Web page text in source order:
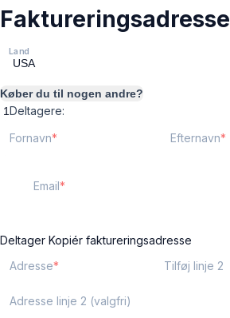
Faktureringsadresse
Land
Køber du til nogen andre?
Deltagere:
Fornavn
Efternavn
Email
Deltager Kopiér faktureringsadresse
Adresse
Tilføj linje 2
Adresse linje 2 (valgfri)